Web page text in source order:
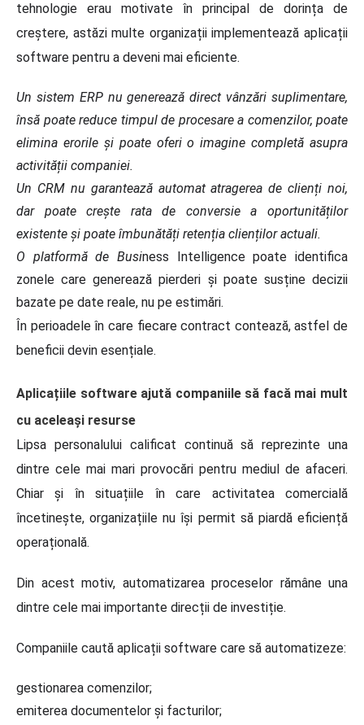
tehnologie erau motivate în principal de dorința de
creștere, astăzi multe organizații implementează aplicații
software pentru a deveni mai eficiente.
Un sistem ERP nu generează direct vânzări suplimentare,
însă poate reduce timpul de procesare a comenzilor, poate
elimina erorile și poate oferi o imagine completă asupra
activității companiei.
Un CRM nu garantează automat atragerea de clienți noi,
dar poate crește rata de conversie a oportunităților
existente și poate îmbunătăți retenția clienților actuali.
O platformă de Business Intelligence poate identifica
zonele care generează pierderi și poate susține decizii
bazate pe date reale, nu pe estimări.
În perioadele în care fiecare contract contează, astfel de
beneficii devin esențiale.
Aplicațiile software ajută companiile să facă mai mult
cu aceleași resurse
Lipsa personalului calificat continuă să reprezinte una
dintre cele mai mari provocări pentru mediul de afaceri.
Chiar și în situațiile în care activitatea comercială
încetinește, organizațiile nu își permit să piardă eficiență
operațională.
Din acest motiv, automatizarea proceselor rămâne una
dintre cele mai importante direcții de investiție.
Companiile caută aplicații software care să automatizeze:
gestionarea comenzilor;
emiterea documentelor și facturilor;